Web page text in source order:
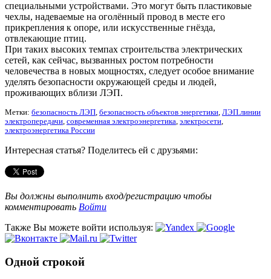
специальными устройствами. Это могут быть пластиковые
чехлы, надеваемые на оголённый провод в месте его
прикрепления к опоре, или искусственные гнёзда,
отвлекающие птиц.
При таких высоких темпах строительства электрических
сетей, как сейчас, вызванных ростом потребности
человечества в новых мощностях, следует особое внимание
уделять безопасности окружающей среды и людей,
проживающих вблизи ЛЭП.
Метки: безопасность ЛЭП, безопасность объектов энергетики, ЛЭП.линии
электропередачи, современная электроэнергетика, электросети,
электроэнергетика России
Интересная статья? Поделитесь ей с друзьями:
Вы должны выполнить вход/регистрацию чтобы
комментировать Войти
Также Вы можете войти используя:
Одной строкой